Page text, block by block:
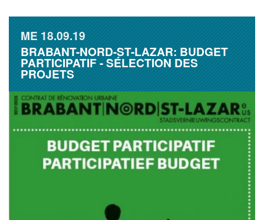
ME18.09.19
BRABANT-NORD-ST-LAZAR: BUDGET
PARTICIPATIF - SÉLECTION DES
PROJETS